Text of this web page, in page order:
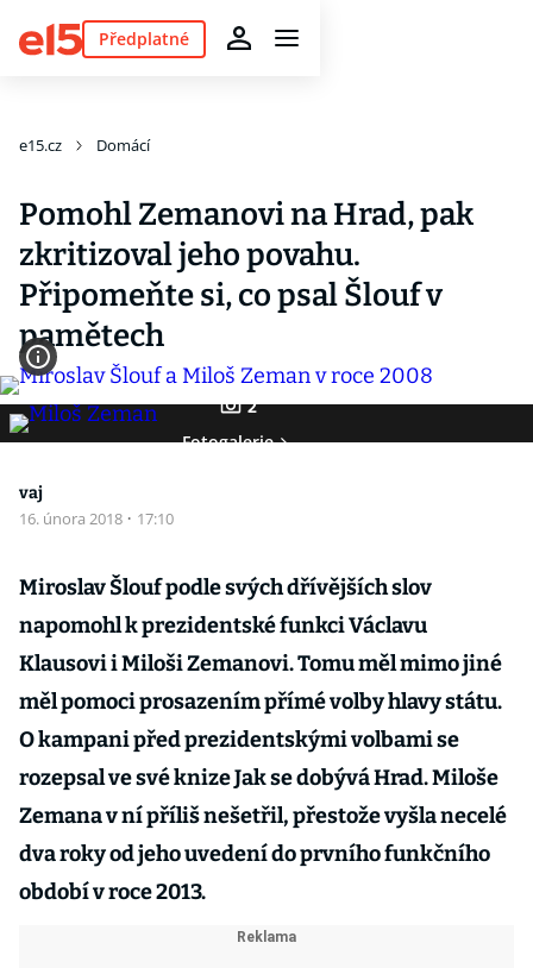
Předplatné
e15.cz Domácí
Pomohl Zemanovi na Hrad, pak
zkritizoval jeho povahu.
Připomeňte si, co psal Šlouf v
pamětech
2
Fotogalerie
vaj
16. února 2018 · 17:10
Miroslav Šlouf podle svých dřívějších slov
napomohl k prezidentské funkci Václavu
Klausovi i Miloši Zemanovi. Tomu měl mimo jiné
měl pomoci prosazením přímé volby hlavy státu.
O kampani před prezidentskými volbami se
rozepsal ve své knize Jak se dobývá Hrad. Miloše
Zemana v ní příliš nešetřil, přestože vyšla necelé
dva roky od jeho uvedení do prvního funkčního
období v roce 2013.